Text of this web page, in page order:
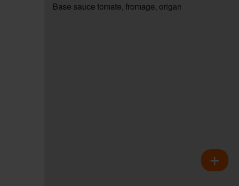
Base sauce tomate, fromage, origan